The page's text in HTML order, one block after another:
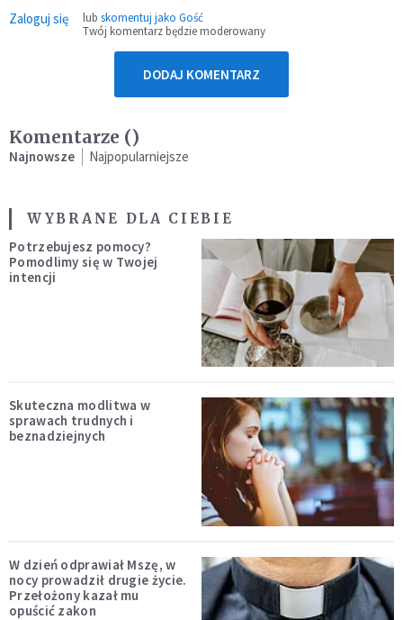
Zaloguj się lub skomentuj jako Gość
Twój komentarz będzie moderowany
DODAJ KOMENTARZ
Komentarze ()
Najnowsze Najpopularniejsze
WYBRANE DLA CIEBIE
Potrzebujesz pomocy?
Pomodlimy się w Twojej
intencji
Skuteczna modlitwa w
sprawach trudnych i
beznadziejnych
W dzień odprawiał Mszę, w
nocy prowadził drugie życie.
Przełożony kazał mu
opuścić zakon